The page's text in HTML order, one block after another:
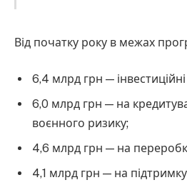
Від початку року в межах
6,4 млрд грн —
6,0 млрд грн — на
воєнного ризику;
4,6 млрд грн — на
4,1 млрд грн — на підтримку